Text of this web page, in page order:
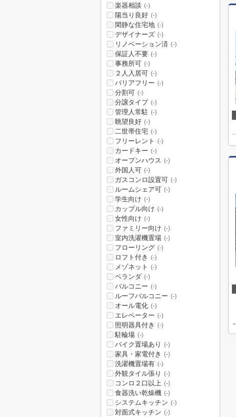
楽器相談 (-)
陽当り良好 (-)
閑静な住宅地 (-)
デザイナーズ (-)
リノベーション済 (-)
保証人不要 (-)
事務所可 (-)
２人入居可 (-)
バリアフリー (-)
分割可 (-)
分譲タイプ (-)
管理人常駐 (-)
眺望良好 (-)
二世帯住宅 (-)
フリーレント (-)
カードキー (-)
オープンハウス (-)
外国人可 (-)
ガスコンロ設置可 (-)
ルームシェア可 (-)
学生向け (-)
カップル向け (-)
女性向け (-)
ファミリー向け (-)
室内洗濯機置場 (-)
フローリング (-)
ロフト付き (-)
メゾネット (-)
ベランダ (-)
バルコニー (-)
ルーフバルコニー (-)
オール電化 (-)
エレベーター (-)
照明器具付き (-)
駐輪場 (-)
バイク置場あり (-)
家具・家電付き (-)
洗濯機置場有 (-)
外観タイル張り (-)
コンロ２口以上 (-)
食器洗い乾燥機 (-)
システムキッチン (-)
対面式キッチン (-)